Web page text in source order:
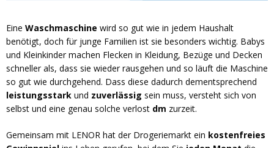
Eine Waschmaschine wird so gut wie in jedem Haushalt
benötigt, doch für junge Familien ist sie besonders wichtig. Babys
und Kleinkinder machen Flecken in Kleidung, Bezüge und Decken
schneller als, dass sie wieder rausgehen und so läuft die Maschine
so gut wie durchgehend. Dass diese dadurch dementsprechend
leistungsstark und zuverlässig sein muss, versteht sich von
selbst und eine genau solche verlost dm zurzeit.
Gemeinsam mit LENOR hat der Drogeriemarkt ein kostenfreies